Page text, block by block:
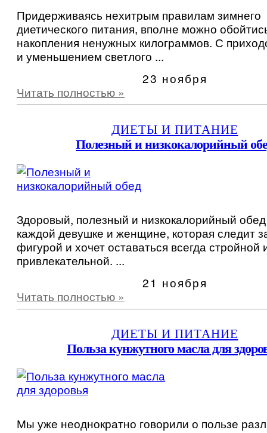
Придерживаясь нехитрым правилам зимнего
диетического питания, вполне можно
накопления ненужных килограммов. С
и уменьшением светлого ...
23 ноября
Читать полностью »
ДИЕТЫ И ПИТАНИЕ
Полезный и низкокалорийный
Здоровый, полезный и низкокалорийный
каждой девушке и женщине, которая следит
фигурой и хочет оставаться всегда стройной
привлекательной. ...
21 ноября
Читать полностью »
ДИЕТЫ И ПИТАНИЕ
Польза кунжутного масла для
Мы уже неоднократно говорили о пользе